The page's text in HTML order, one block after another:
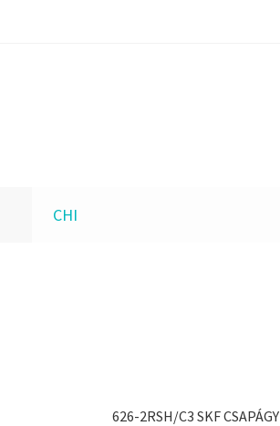
CHI
626-2RSH/C3 SKF CSAPÁGY